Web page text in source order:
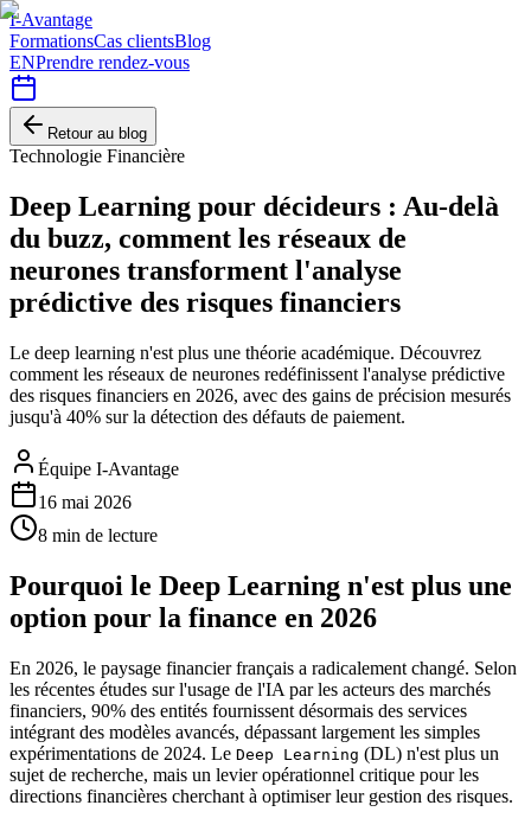
I-Avantage
FormationsCas clientsBlog
ENPrendre rendez-vous
Retour au blog
Technologie Financière
Deep Learning pour décideurs : Au-delà
du buzz, comment les réseaux de
neurones transforment l'analyse
prédictive des risques financiers
Le deep learning n'est plus une théorie académique. Découvrez
comment les réseaux de neurones redéfinissent l'analyse prédictive
des risques financiers en 2026, avec des gains de précision mesurés
jusqu'à 40% sur la détection des défauts de paiement.
Équipe I-Avantage
16 mai 2026
8 min de lecture
Pourquoi le Deep Learning n'est plus une
option pour la finance en 2026
En 2026, le paysage financier français a radicalement changé. Selon
les récentes études sur l'usage de l'IA par les acteurs des marchés
financiers, 90% des entités fournissent désormais des services
intégrant des modèles avancés, dépassant largement les simples
expérimentations de 2024. Le Deep Learning (DL) n'est plus un
sujet de recherche, mais un levier opérationnel critique pour les
directions financières cherchant à optimiser leur gestion des risques.